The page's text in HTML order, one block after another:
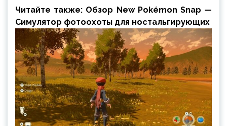
Читайте также: Обзор New Pokémon Snap —
Симулятор фотоохоты для ностальгирующих